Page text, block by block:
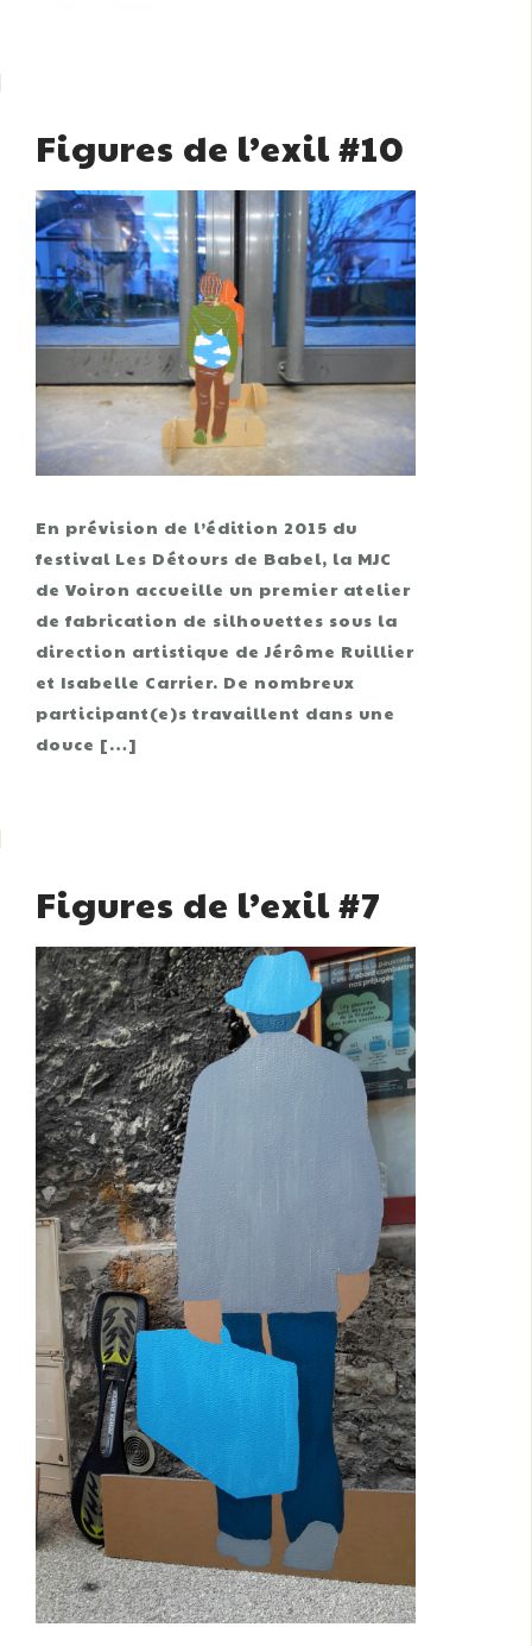
Figures de l’exil #10
En prévision de l’édition 2015 du
festival Les Détours de Babel, la MJC
de Voiron accueille un premier atelier
de fabrication de silhouettes sous la
direction artistique de Jérôme Ruillier
et Isabelle Carrier. De nombreux
participant(e)s travaillent dans une
douce […]
Figures de l’exil #7